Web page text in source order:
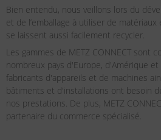
Bien entendu, nous veillons lors du
et de l’emballage à utiliser de
se laissent aussi facilement recycler.
Les gammes de METZ CONNECT sont
nombreux pays d'Europe, d'Amérique
fabricants d'appareils et de machines
bâtiments et d'installations ont besoin
nos prestations. De plus, METZ
partenaire du commerce spécialisé.